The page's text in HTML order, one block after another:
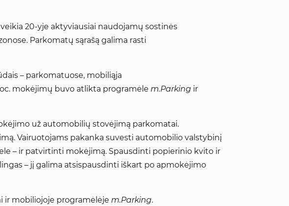
20-yje aktyviausiai naudojamų sostinės
Parkomatų sąrašą galima rasti
– parkomatuose, mobiliąja
mokėjimų buvo atlikta programėle m.Parking ir
už automobilių stovėjimą parkomatai.
Vairuotojams pakanka suvesti automobilio valstybinį
– ir patvirtinti mokėjimą. Spausdinti popierinio kvito ir
– jį galima atsispausdinti iškart po apmokėjimo
ir mobiliojoje programėlėje m.Parking.